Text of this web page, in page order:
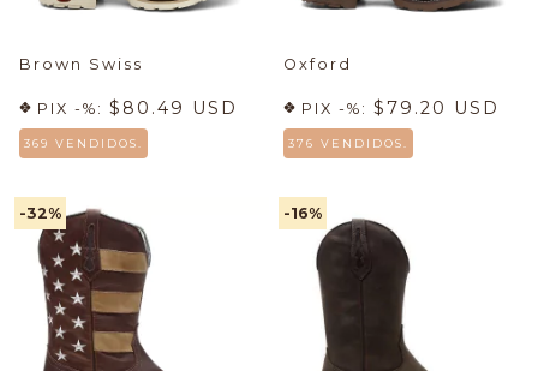
Brown Swiss
PIX -%: $80.49 USD
369 VENDIDOS.
Oxford
PIX -%: $79.20 USD
376 VENDIDOS.
-32% -16%